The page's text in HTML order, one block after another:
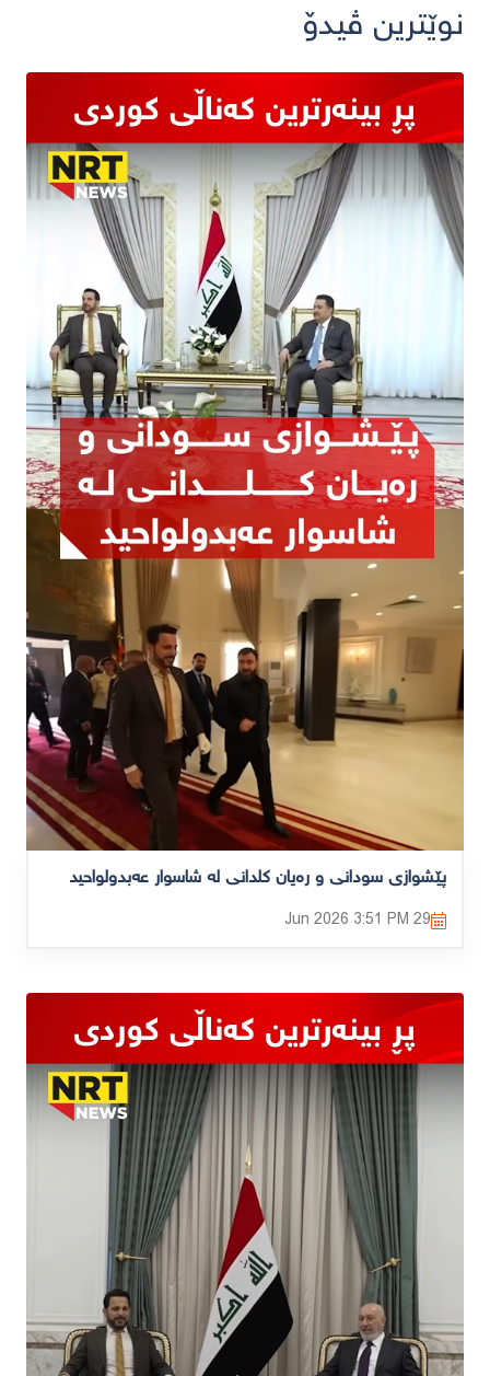
نوێترین ڤیدۆ
پێشوازی سودانی و رەیان کلدانی لە شاسوار عەبدولواحید
29 Jun 2026
3:51 PM